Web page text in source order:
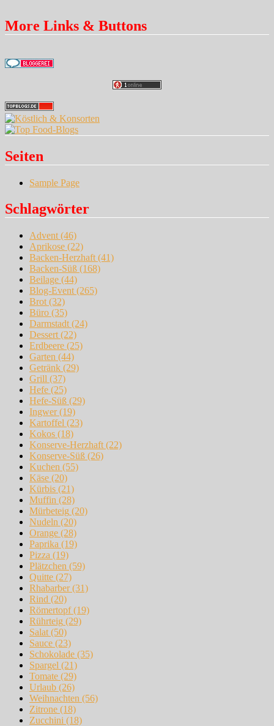
More Links & Buttons
Seiten
Sample Page
Schlagwörter
Advent (46)
Aprikose (22)
Backen-Herzhaft (41)
Backen-Süß (168)
Beilage (44)
Blog-Event (265)
Brot (32)
Büro (35)
Darmstadt (24)
Dessert (22)
Erdbeere (25)
Garten (44)
Getränk (29)
Grill (37)
Hefe (25)
Hefe-Süß (29)
Ingwer(19)
Kartoffel (23)
Kokos (18)
Konserve-Herzhaft (22)
Konserve-Süß (26)
Kuchen (55)
Käse (20)
Kürbis (21)
Muffin (28)
Mürbeteig (20)
Nudeln (20)
Orange (28)
Paprika (19)
Pizza (19)
Plätzchen (59)
Quitte (27)
Rhabarber(31)
Rind (20)
Römertopf(19)
Rührteig (29)
Salat (50)
Sauce (23)
Schokolade (35)
Spargel (21)
Tomate (29)
Urlaub (26)
Weihnachten (56)
Zitrone (18)
Zucchini (18)